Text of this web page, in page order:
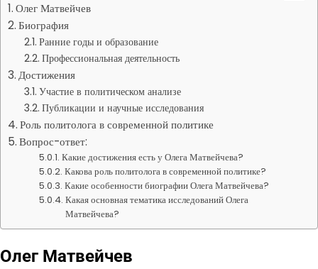
Олег Матвейчев
Биография
Ранние годы и образование
Профессиональная деятельность
Достижения
Участие в политическом анализе
Публикации и научные исследования
Роль политолога в современной политике
Вопрос-ответ:
Какие достижения есть у Олега Матвейчева?
Какова роль политолога в современной политике?
Какие особенности биографии Олега Матвейчева?
Какая основная тематика исследований Олега
Матвейчева?
Олег Матвейчев